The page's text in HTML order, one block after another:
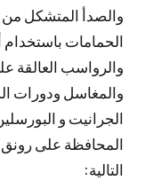
والصدأ المتشكل من
الحمامات باستخدام
والرواسب العالقة
والمغاسل ودورات
الجرانيت و
المحافظة على رونق
التالية: